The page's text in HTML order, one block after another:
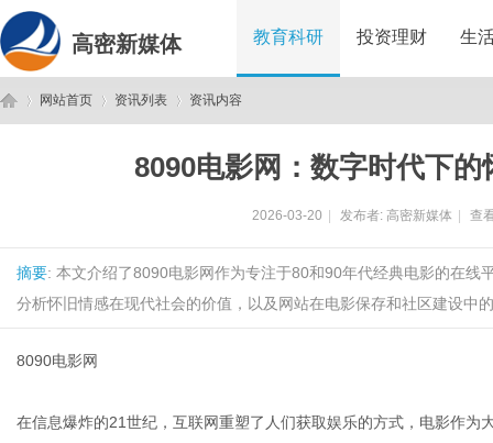
高密新媒体 教育科研 投资理财 生
网站首页 资讯列表 资讯内容
8090电影网：数字时代下
2026-03-20 发布者: 高密新媒体 查
摘要: 本文介绍了8090电影网作为专注于80和90年代经典电影的在
分析怀旧情感在现代社会的价值，以及网站在电影保存和社区建设中
8090电影网
在信息爆炸的21世纪，互联网重塑了人们获取娱乐的方式，电影作